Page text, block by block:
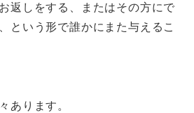
返しをする、またはその方にで
という形で誰かにまた与えるこ
あります。